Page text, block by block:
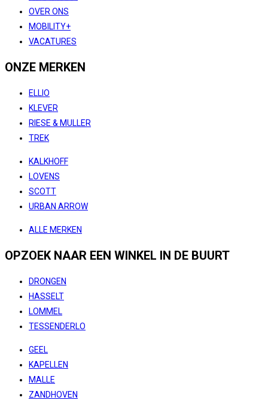
OVER ONS
MOBILITY+
VACATURES
ONZE MERKEN
ELLIO
KLEVER
RIESE & MULLER
TREK
KALKHOFF
LOVENS
SCOTT
URBAN ARROW
ALLE MERKEN
OPZOEK NAAR EEN WINKEL IN DE BUURT
DRONGEN
HASSELT
LOMMEL
TESSENDERLO
GEEL
KAPELLEN
MALLE
ZANDHOVEN